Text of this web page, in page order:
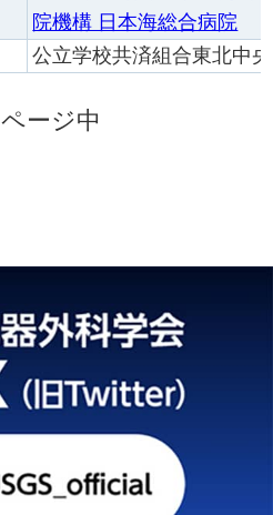
院機構 日本海総合病院
公立学校共済組合東北中
ページ中